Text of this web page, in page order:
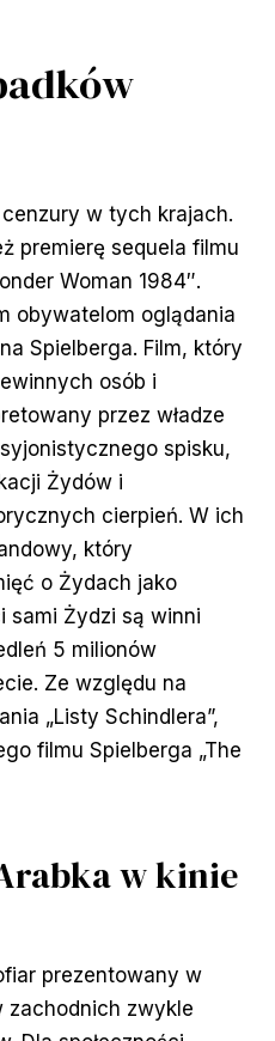
w tych krajach.
premierę sequela filmu
Woman 1984″.
obywatelom oglądania
Spielberga. Film, który
osób i
przez władze
spisku,
Żydów i
cierpień. W ich
który
o Żydach jako
sami Żydzi są winni
5 milionów
Ze względu na
„Listy Schindlera”,
filmu Spielberga „The
w kinie
prezentowany w
zachodnich zwykle